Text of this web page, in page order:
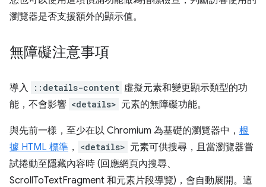
瀏覽器是否支援額外的顯示值。
無障礙注意事項
導入 ::details-content 虛擬元素和變更顯示類型的功
能，不會影響 <details> 元素的無障礙功能。
與先前一樣，至少在以 Chromium 為基礎的瀏覽器中， 根
據 HTML 標準 ， <details> 元素可供搜尋，且當瀏覽器嘗
試捲動至隱藏內容時 (回應網頁內搜尋、
ScrollToTextFragment 和元素片段導覽)，會自動展開。這